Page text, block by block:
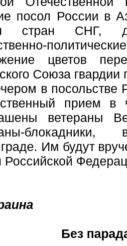
посол России в
стран СНГ,
цветов
Союза
в посольстве
прием
ветераны
Им будут
Российской
Без